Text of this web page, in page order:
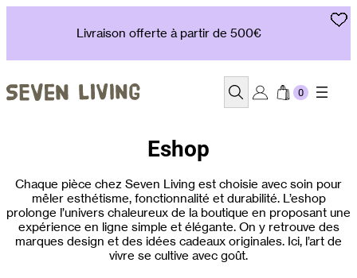
Livraison offerte à partir de 500€
Recherche
Eshop
Chaque pièce chez Seven Living est choisie avec soin pour
mêler esthétisme, fonctionnalité et durabilité. L’eshop
prolonge l’univers chaleureux de la boutique en proposant une
expérience en ligne simple et élégante. On y retrouve des
marques design et des idées cadeaux originales. Ici, l’art de
vivre se cultive avec goût.